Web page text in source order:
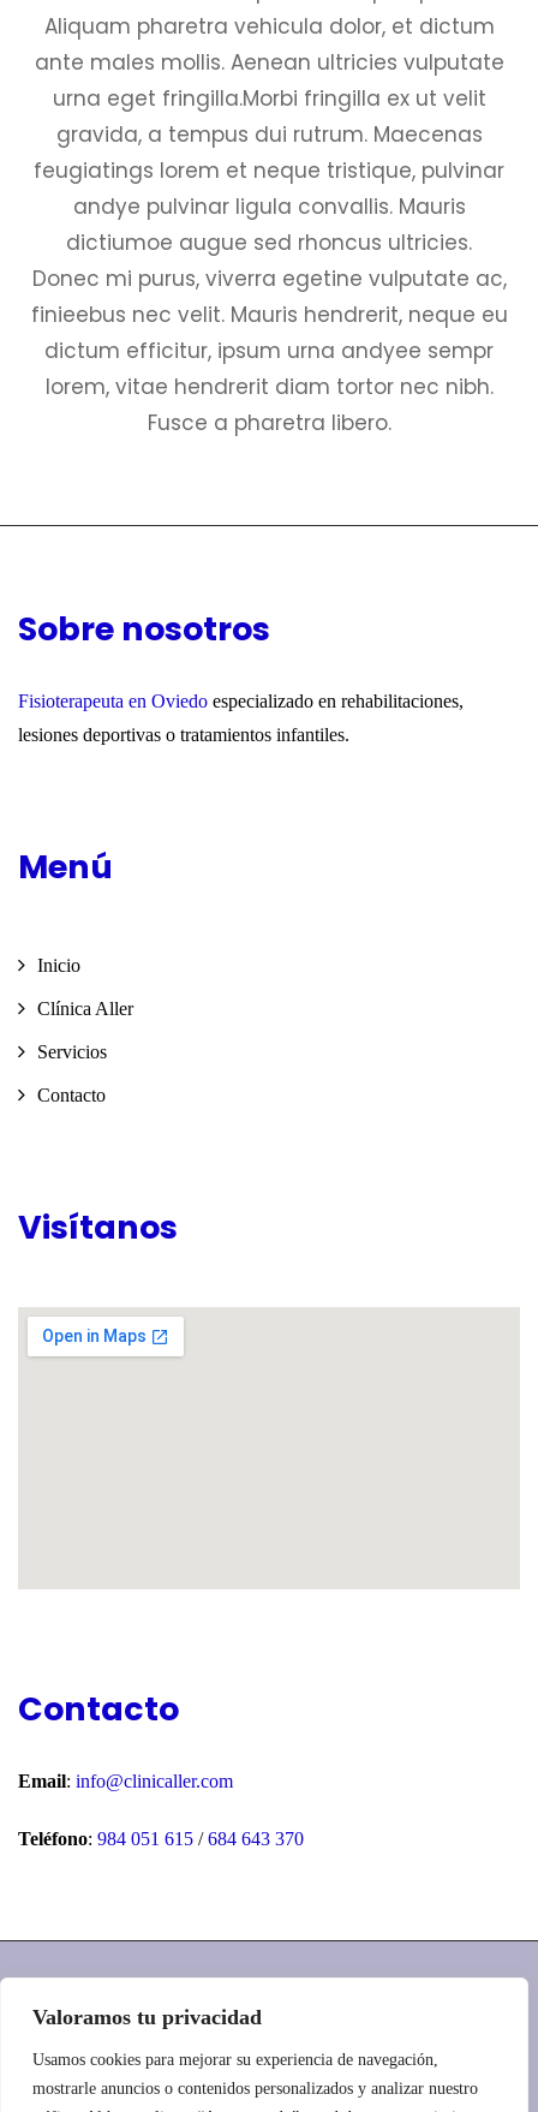
Valoramos tu privacidad
Usamos cookies para mejorar su experiencia de navegación,
mostrarle anuncios o contenidos personalizados y analizar nuestro
Aliquam pharetra vehicula dolor, et dictum
ante males mollis. Aenean ultricies vulputate
urna eget fringilla.Morbi fringilla ex ut velit
gravida, a tempus dui rutrum. Maecenas
feugiatings lorem et neque tristique, pulvinar
andye pulvinar ligula convallis. Mauris
dictiumoe augue sed rhoncus ultricies.
Donec mi purus, viverra egetine vulputate ac,
finieebus nec velit. Mauris hendrerit, neque eu
dictum efficitur, ipsum urna andyee sempr
lorem, vitae hendrerit diam tortor nec nibh.
Fusce a pharetra libero.
Sobre nosotros
Fisioterapeuta en Oviedo especializado en rehabilitaciones,
lesiones deportivas o tratamientos infantiles.
Menú
Inicio
Clínica Aller
Servicios
Contacto
Visítanos
Contacto
Email: info@clinicaller.com
Teléfono: 984 051 615 /684 643 370
Accesibilidad